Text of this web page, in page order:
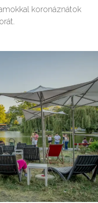
koronáznátok